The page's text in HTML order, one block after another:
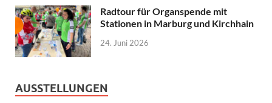
Radtour für Organspende mit
Stationen in Marburg und Kirchhain
24. Juni 2026
AUSSTELLUNGEN